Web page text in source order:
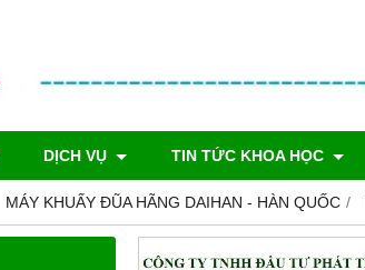
DỊCH VỤ TIN TỨC KHOA HỌC
MÁY KHUẤY ĐŨA HÃNG DAIHAN - HÀN QUỐC